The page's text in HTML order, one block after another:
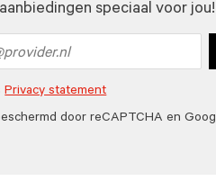
speciaal voor jou!
Privacy statement
door reCAPTCHA en